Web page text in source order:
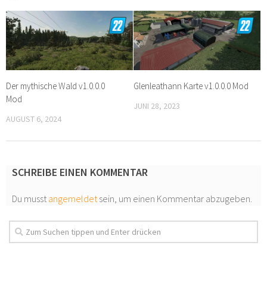
Der mythische Wald v1.0.0.0
Mod
AUGUST 6, 2024
Glenleathann Karte v1.0.0.0 Mod
JUNI 28, 2023
SCHREIBE EINEN KOMMENTAR
Du musstangemeldetsein, um einen Kommentar abzugeben.